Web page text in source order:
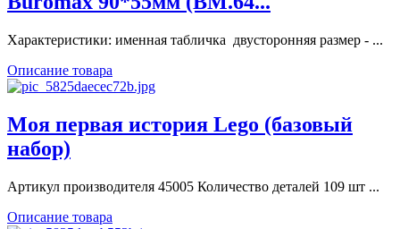
Характеристики: именная табличка двусторонняя размер - ...
Описание товара
Моя первая история Lego (базовый
набор)
Артикул производителя 45005 Количество деталей 109 шт ...
Описание товара